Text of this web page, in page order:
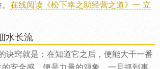
在线阅读《松下幸之助经营之道》一 立
水长流
诀窍就是：在知道它之后，便能大干一番